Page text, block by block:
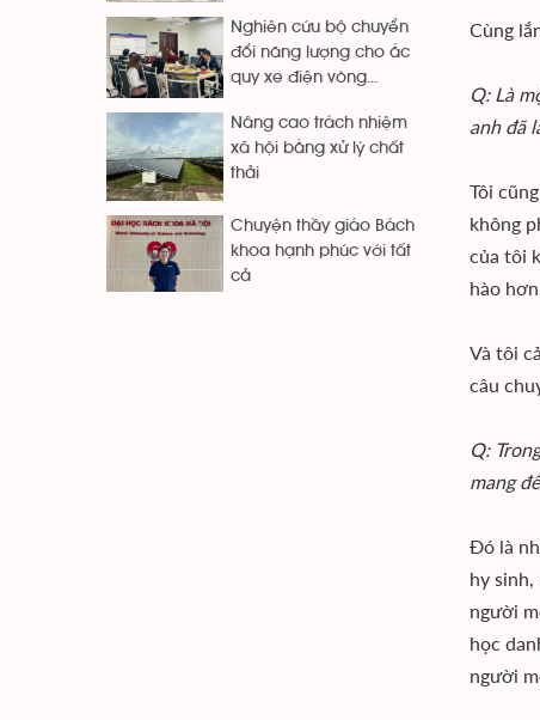
Cùng
Q: Là
anh đã
Tôi
không
của tôi
hào
Và tôi
câu
Q:
mang
Đó là
hy
người
học
người
Nghiên cứu bộ chuyển
đổi năng lượng cho ắc
quy xe điện vòng...
Nâng cao trách nhiệm
xã hội bằng xử lý chất
thải
Chuyện thầy giáo Bách
khoa hạnh phúc với tất
cả